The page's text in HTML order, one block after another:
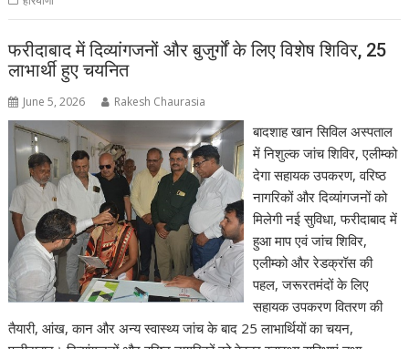
फरीदाबाद में दिव्यांगजनों और बुजुर्गों के लिए विशेष शिविर, 25
लाभार्थी हुए चयनित
June 5, 2026 Rakesh Chaurasia
बादशाह खान सिविल अस्पताल
में निशुल्क जांच शिविर, एलीम्को
देगा सहायक उपकरण, वरिष्ठ
नागरिकों और दिव्यांगजनों को
मिलेगी नई सुविधा, फरीदाबाद में
हुआ माप एवं जांच शिविर,
एलीम्को और रेडक्रॉस की
पहल, जरूरतमंदों के लिए
सहायक उपकरण वितरण की
तैयारी, आंख, कान और अन्य स्वास्थ्य जांच के बाद 25 लाभार्थियों का चयन,